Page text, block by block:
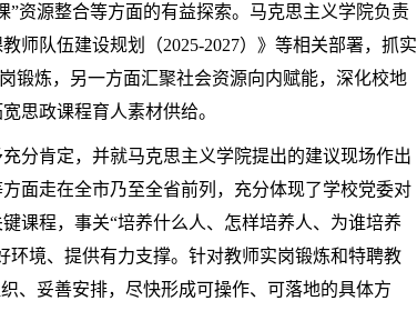
资源整合等方面的有益探索。马克思主义学院负责
师队伍建设规划（2025-2027）》等相关部署，抓实
锻炼，另一方面汇聚社会资源向内赋能，深化校地
思政课程育人素材供给。
分肯定，并就马克思主义学院提出的建议现场作出
面走在全市乃至全省前列，充分体现了学校党委对
课程，事关“培养什么人、怎样培养人、为谁培养
环境、提供有力支撑。针对教师实岗锻炼和特聘教
、妥善安排，尽快形成可操作、可落地的具体方